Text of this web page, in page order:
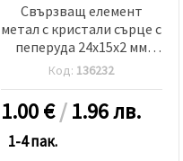
Свързващ елемент
метал с кристали сърце с
пеперуда 24x15x2 мм
дупка 1.5 мм червен-2
броя
Код: 136232
1.00€/1.96 лв.
1-4 пак.